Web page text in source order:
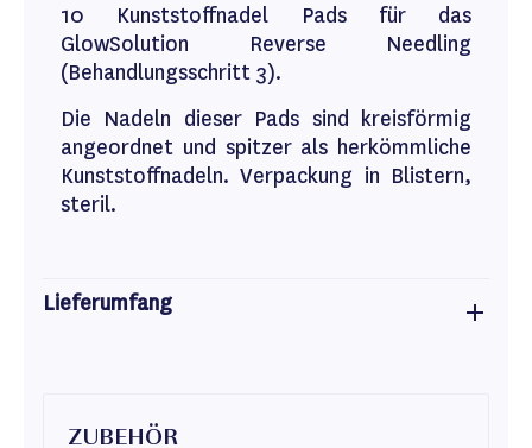
10 Kunststoffnadel Pads für das
GlowSolution Reverse Needling
(Behandlungsschritt 3).
Die Nadeln dieser Pads sind kreisförmig
angeordnet und spitzer als herkömmliche
Kunststoffnadeln. Verpackung in Blistern,
steril.
Lieferumfang
ZUBEHÖR